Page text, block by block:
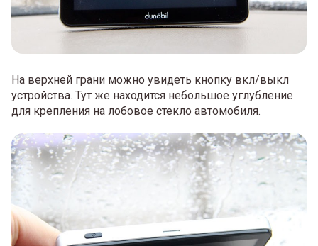
На верхней грани можно увидеть кнопку вкл/выкл
устройства. Тут же находится небольшое углубление
для крепления на лобовое стекло автомобиля.